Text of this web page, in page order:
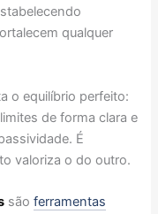
qualquer
o equilíbrio perfeito:
de forma clara e
É
valoriza o do outro.
sãoferramentas